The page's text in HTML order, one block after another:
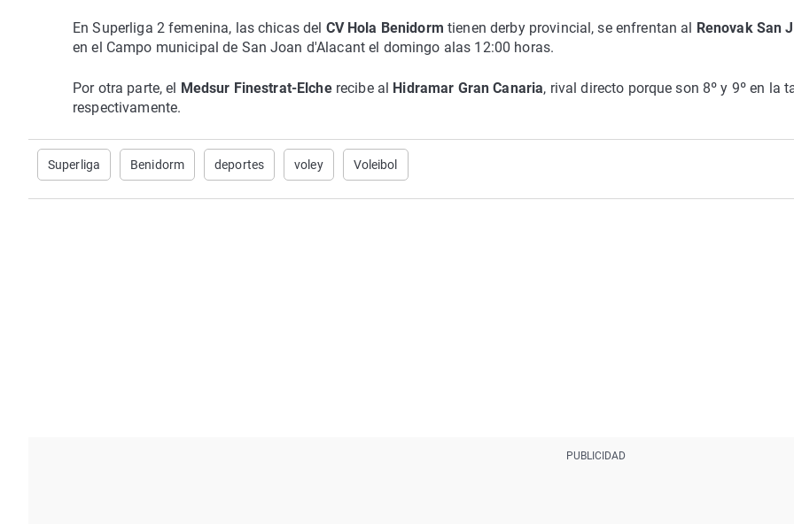
En Superliga 2 femenina, las chicas del CV Hola Benidorm tienen derby provincial, se enfrentan al
Renovak San
en el Campo municipal de San Joan d'Alacant el domingo alas 12:00 horas.
Por otra parte, el Medsur Finestrat-Elcherecibe al Hidramar Gran Canaria, rival directo porque son 8º y 9º en la
respectivamente.
Superliga Benidorm deportes voley Voleibol